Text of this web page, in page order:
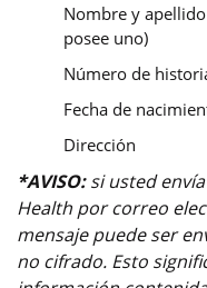
Nombre y
posee uno)
Número de
Fecha de
Dirección
*AVISO:si usted
Health por correo
mensaje puede ser
no cifrado. Esto